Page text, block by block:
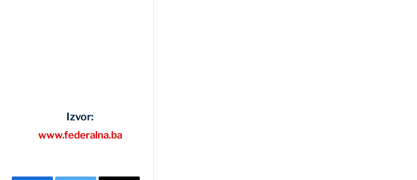
Izvor:
www.federalna.ba